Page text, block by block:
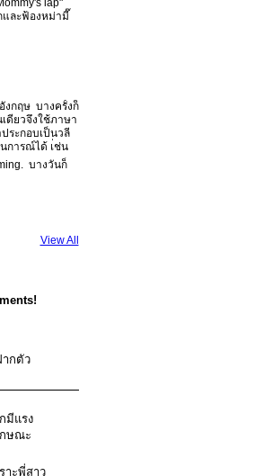
และฟ้องหม่ามี๊
งกฤษ บางครั้งก็
ดียวจึงใช้ภาษา
ระกอบเป็นวลี
การณ์ได้ เ่ช่น
บางวันก็
View All
กตัว
มีแรง
ษณะ
าะพี่สาว